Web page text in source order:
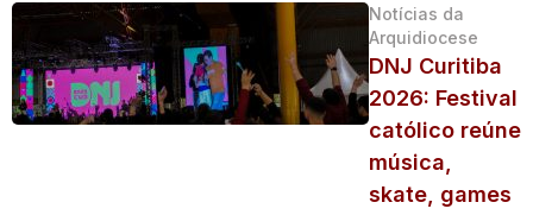
Notícias da
Arquidiocese
DNJ Curitiba
2026: Festival
católico reúne
música,
skate, games